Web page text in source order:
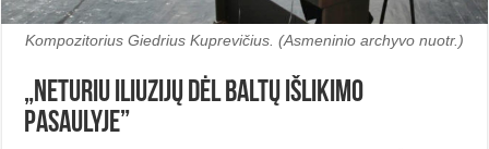
Kompozitorius Giedrius Kuprevičius. (Asmeninio archyvo nuotr.)
„Neturiu iliuzijų dėl baltų išlikimo
pasaulyje”